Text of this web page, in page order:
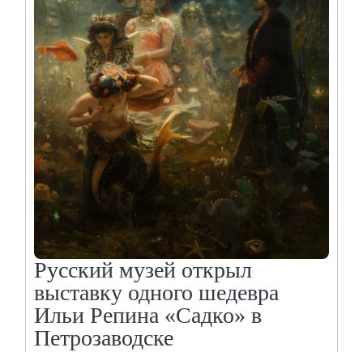
Русский музей открыл
выставку одного шедевра
Ильи Репина «Садко» в
Петрозаводске